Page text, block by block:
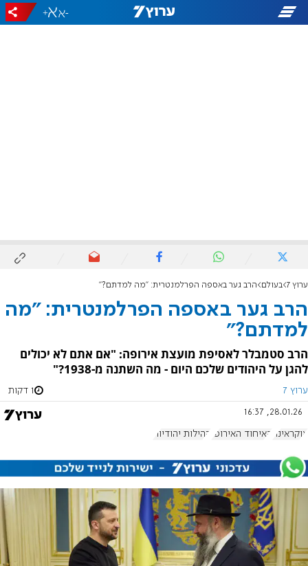
-
+
ערוץ 7 בעולם הרב גער באספה הפרלמנטרית: "מה למדתם?"
הרב גער באספה הפרלמנטרית: "מה
למדתם?"
הרב סטמבלר לאסיפת מועצת אירופה: "אם אתם לא יכולים
להגן על היהודים שלכם היום - מה השתנה מ-1938?"
ערוץ 7 1 דקות
28.01.26, 16:37
אוקראינה האיחוד האירופי קהילות יהודיות